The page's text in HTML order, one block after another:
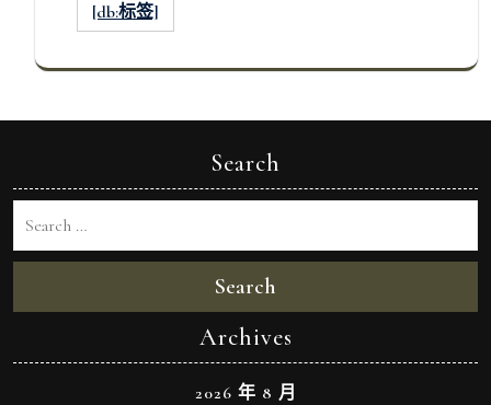
[db:标签]
Search
Search
Archives
2026 年 8 月